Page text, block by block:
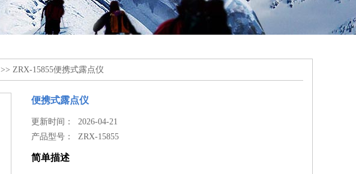
>> ZRX-15855便携式露点仪
便携式露点仪
更新时间： 2026-04-21
产品型号：ZRX-15855
简单描述